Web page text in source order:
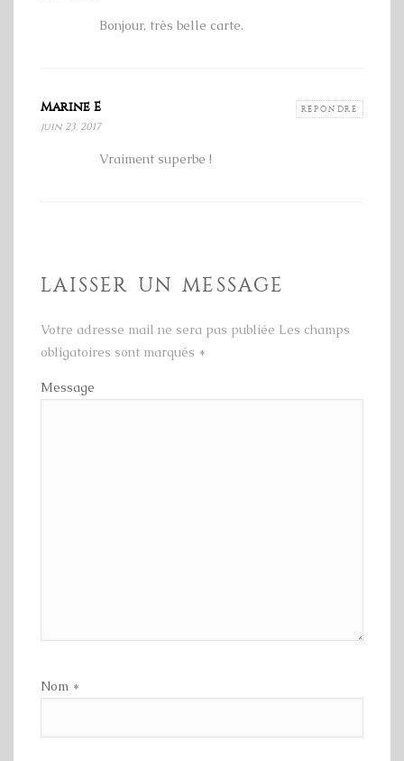
Bonjour, très belle carte.
Marine E RÉPONDRE
juin 23, 2017
Vraiment superbe !
LAISSER UN MESSAGE
Votre adresse mail ne sera pas publiée Les champs
obligatoires sont marqués *
Message
Nom *